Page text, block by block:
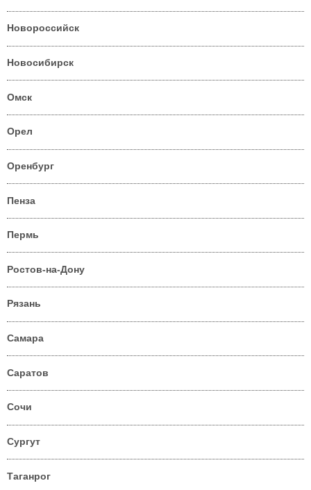
Новороссийск
Новосибирск
Омск
Орел
Оренбург
Пенза
Пермь
Ростов-на-Дону
Рязань
Самара
Саратов
Сочи
Сургут
Таганрог